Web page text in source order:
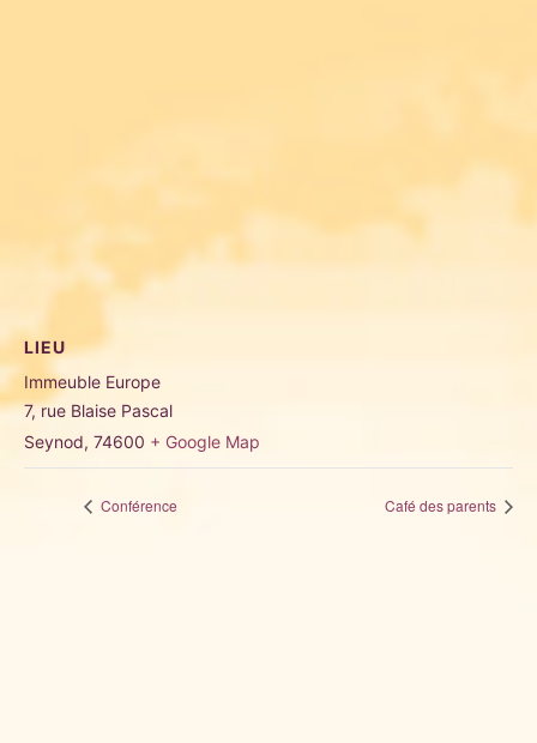
LIEU
Immeuble Europe
7, rue Blaise Pascal
Seynod, 74600 + Google Map
Conférence Café des parents